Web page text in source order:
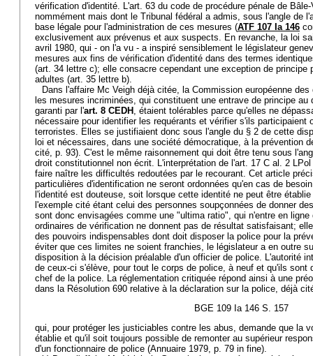
vérification d'identité. L'art. 63 du code de procédure pénale de
nommément mais dont le Tribunal fédéral a admis, sous l'angle de
base légale pour l'administration de ces mesures (ATF 107 Ia 146
exclusivement aux prévenus et aux suspects. En revanche, la loi
avril 1980, qui - on l'a vu - a inspiré sensiblement le législateur
mesures aux fins de vérification d'identité dans des termes
(art. 34 lettre c); elle consacre cependant une exception de principe
adultes (art. 35 lettre b).
Dans l'affaire Mc Veigh déjà citée, la Commission européenne
les mesures incriminées, qui constituent une entrave de principe
garanti par l'art. 8 CEDH , étaient tolérables parce qu'elles ne
nécessaire pour identifier les requérants et vérifier s'ils participaient
terroristes. Elles se justifiaient donc sous l'angle du § 2 de cette
loi et nécessaires, dans une société démocratique, à la prévention
cité, p. 93). C'est le même raisonnement qui doit être tenu sous
droit constitutionnel non écrit. L'interprétation de l'art. 17 C al. 2
faire naître les difficultés redoutées par le recourant. Cet article
particulières d'identification ne seront ordonnées qu'en cas de
l'identité est douteuse, soit lorsque cette identité ne peut être
l'exemple cité étant celui des personnes soupçonnées de donner
sont donc envisagées comme une "ultima ratio", qui n'entre en
ordinaires de vérification ne donnent pas de résultat satisfaisant;
des pouvoirs indispensables dont doit disposer la police pour la
éviter que ces limites ne soient franchies, le législateur a en outre
disposition à la décision préalable d'un officier de police. L'autorité
de ceux-ci s'élève, pour tout le corps de police, à neuf et qu'ils sont
chef de la police. La réglementation critiquée répond ainsi à une
dans la Résolution 690 relative à la déclaration sur la police, déjà
BGE 109 Ia 146 S. 157
qui, pour protéger les justiciables contre les abus, demande que la
établie et qu'il soit toujours possible de remonter au supérieur
d'un fonctionnaire de police (Annuaire 1979, p. 79 in fine).